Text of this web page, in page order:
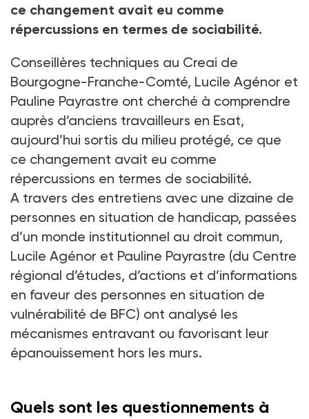
ce changement avait eu comme
répercussions en termes de sociabilité.
Conseillères techniques au Creai de
Bourgogne-Franche-Comté, Lucile Agénor et
Pauline Payrastre ont cherché à comprendre
auprès d’anciens travailleurs en Esat,
aujourd’hui sortis du milieu protégé, ce que
ce changement avait eu comme
répercussions en termes de sociabilité.
A travers des entretiens avec une dizaine de
personnes en situation de handicap, passées
d’un monde institutionnel au droit commun,
Lucile Agénor et Pauline Payrastre (du Centre
régional d’études, d’actions et d’informations
en faveur des personnes en situation de
vulnérabilité de BFC) ont analysé les
mécanismes entravant ou favorisant leur
épanouissement hors les murs.
Quels sont les questionnements à